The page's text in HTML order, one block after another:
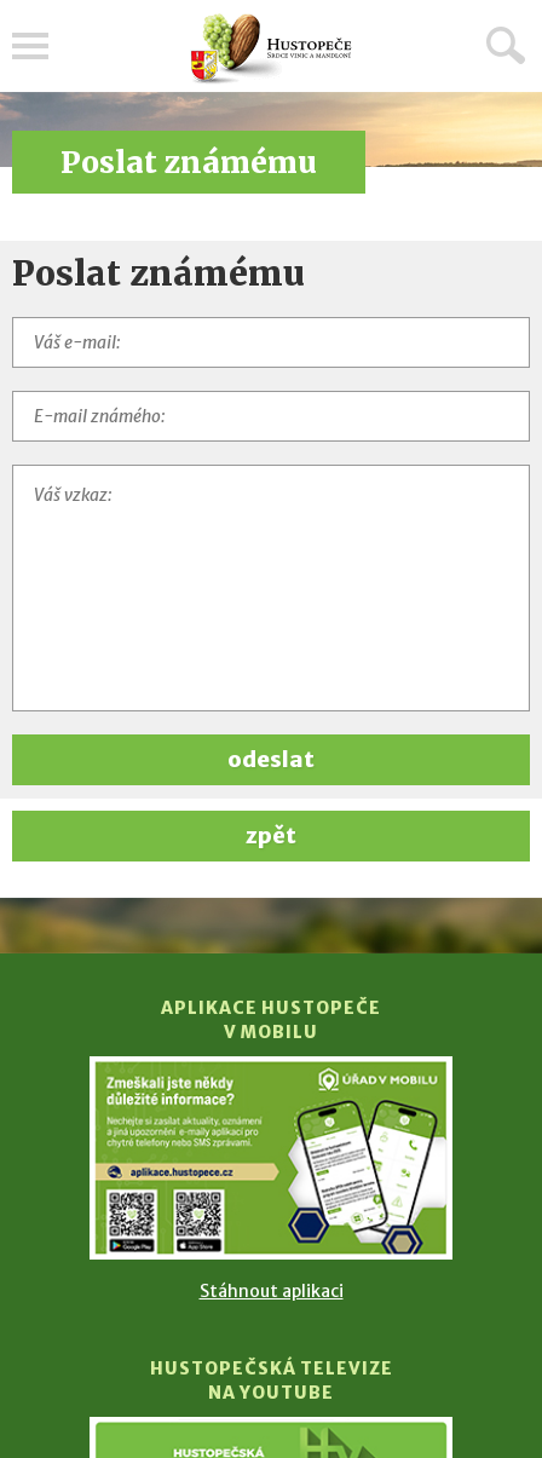
Poslat známému
Poslat známému
odeslat
zpět
APLIKACE HUSTOPEČE
V MOBILU
Stáhnout aplikaci
HUSTOPEČSKÁ TELEVIZE
NA YOUTUBE